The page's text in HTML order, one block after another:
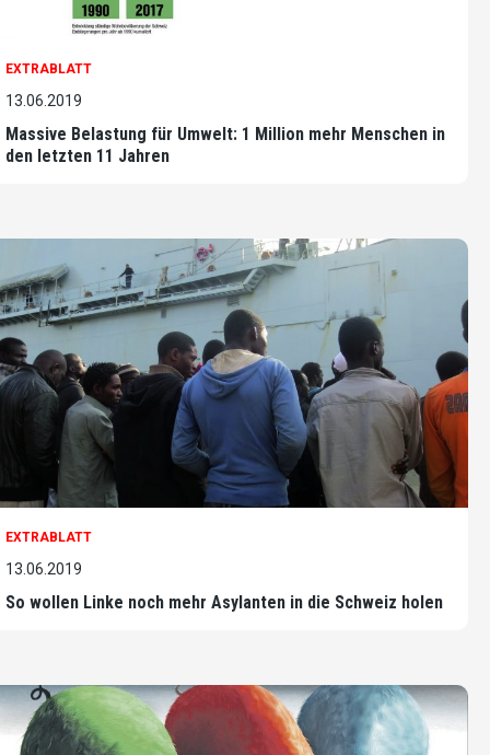
EXTRABLATT
13.06.2019
Massive Belastung für Umwelt: 1 Million mehr Menschen in
den letzten 11 Jahren
EXTRABLATT
13.06.2019
So wollen Linke noch mehr Asylanten in die Schweiz holen